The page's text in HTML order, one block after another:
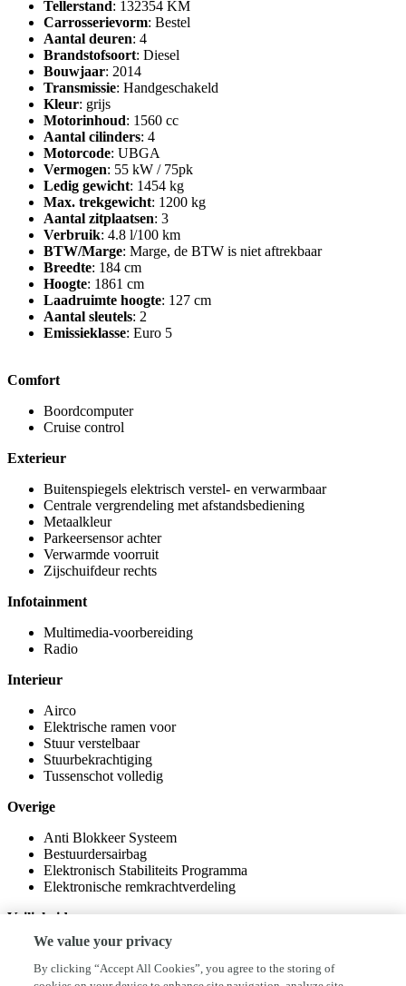
Tellerstand: 132354 KM
Carrosserievorm: Bestel
Aantal deuren: 4
Brandstofsoort: Diesel
Bouwjaar: 2014
Transmissie: Handgeschakeld
Kleur: grijs
Motorinhoud: 1560 cc
Aantal cilinders: 4
Motorcode: UBGA
Vermogen: 55 kW / 75pk
Ledig gewicht: 1454 kg
Max. trekgewicht: 1200 kg
Aantal zitplaatsen: 3
Verbruik: 4.8 l/100 km
BTW/Marge: Marge, de BTW is niet aftrekbaar
Breedte: 184 cm
Hoogte: 1861 cm
Laadruimte hoogte: 127 cm
Aantal sleutels: 2
Emissieklasse: Euro 5
Comfort
Boordcomputer
Cruise control
Exterieur
Buitenspiegels elektrisch verstel- en verwarmbaar
Centrale vergrendeling met afstandsbediening
Metaalkleur
Parkeersensor achter
Verwarmde voorruit
Zijschuifdeur rechts
Infotainment
Multimedia-voorbereiding
Radio
Interieur
Airco
Elektrische ramen voor
Stuur verstelbaar
Stuurbekrachtiging
Tussenschot volledig
Overige
Anti Blokkeer Systeem
Bestuurdersairbag
Elektronisch Stabiliteits Programma
Elektronische remkrachtverdeling
Veiligheid
Alarm klasse 1(startblokkering)
Hill hold functie
We value your privacy
By clicking “Accept All Cookies”, you agree to the storing of